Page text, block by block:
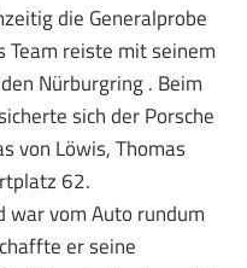
die Generalprobe
Team reiste mit seinem
Nürburgring . Beim
sich der Porsche
von Löwis, Thomas
62.
war vom Auto rundum
er seine